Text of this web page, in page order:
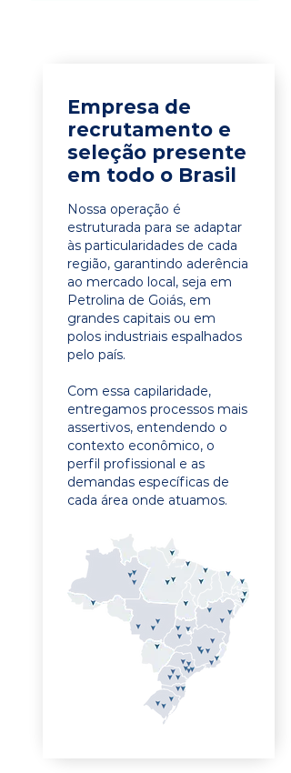
Empresa de
recrutamento e
seleção presente
em todo o Brasil
Nossa operação é
estruturada para se adaptar
às particularidades de cada
região, garantindo aderência
ao mercado local, seja em
Petrolina de Goiás, em
grandes capitais ou em
polos industriais espalhados
pelo país.
Com essa capilaridade,
entregamos processos mais
assertivos, entendendo o
contexto econômico, o
perfil profissional e as
demandas específicas de
cada área onde atuamos.